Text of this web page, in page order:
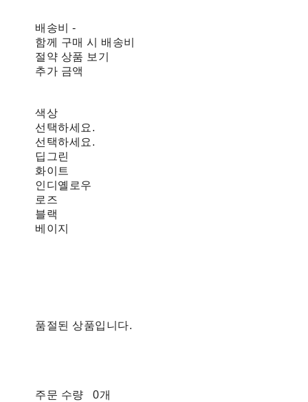
배송비-
함께 구매 시 배송비
절약 상품 보기
추가 금액
색상
선택하세요.
선택하세요.
딥그린
화이트
인디옐로우
로즈
블랙
베이지
품절된 상품입니다.
주문 수량
0개